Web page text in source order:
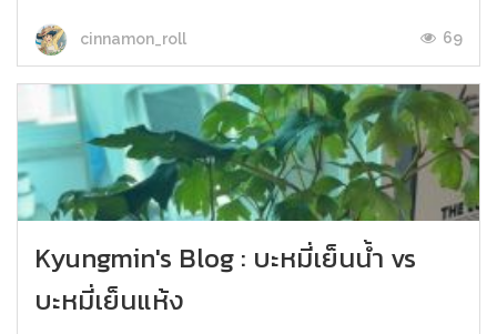
cinnamon_roll 69
Kyungmin's Blog : บะหมี่เย็นน้ำ vs
บะหมี่เย็นแห้ง